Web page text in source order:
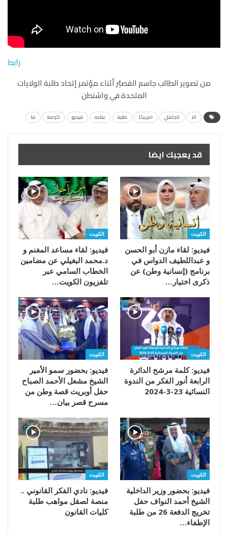
رابط
من تصوير الطالب جاسم القصيّر أثناء مؤتمر إتحاد طلبة الولايات
المتحدة في واشنطن
الا الجاهل امريكا طلبة عناده فيديو كرامة ما
قد يعجبك ايضا
الكويت
فيديو: لقاء مازن أبو الحسن
و عبداللطيف الدواس في
برنامج (إنسانية وطن) عن
ذكرى اختيار…
الكويت
فيديو: لقاء مساعد المغنم و
د.محمد البغيلي عن مضامين
الخطاب السامي عبر
تلفزيون الكويت…
الكويت
فيديو: كلمة مرشح الدائرة
الرابعة أنور الفكر من الندوة
النسائية 23-3-2024
الكويت
فيديو: بحضور سمو الأمير
الشيخ مشعل الأحمد الصباح
حفل أوبريت قصة وطن من
مسرح قصر بيان…
الكويت
فيديو: بحضور وزير الداخلية
الشيخ أحمد النواف حفل
تخريج الدفعة 26 من طلبة
الإطفاء…
الكويت
فيديو: نادي الفكر القانوني ..
منصة لصقل مواهب طلبة
كليات القانون